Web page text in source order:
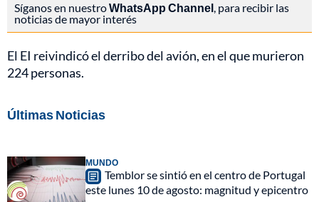
Síganos en nuestroWhatsApp Channel, para recibir las
noticias de mayor interés
El EI reivindicó el derribo del avión, en el que murieron
224 personas.
Últimas Noticias
MUNDO
Temblor se sintió en el centro de Portugal
este lunes 10 de agosto: magnitud y epicentro